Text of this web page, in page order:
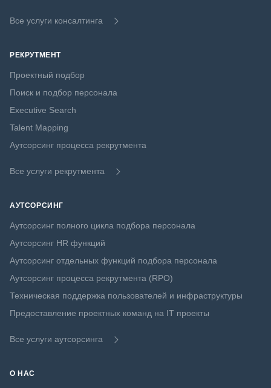
Все услуги консалтинга
РЕКРУТМЕНТ
Проектный подбор
Поиск и подбор персонала
Executive Search
Talent Mapping
Аутсорсинг процесса рекрутмента
Все услуги рекрутмента
АУТСОРСИНГ
Аутсорсинг полного цикла подбора персонала
Аутсорсинг HR функций
Аутсорсинг отдельных функций подбора персонала
Аутсорсинг процесса рекрутмента (RPO)
Техническая поддержка пользователей и инфраструктуры
Предоставление проектных команд на IT проекты
Все услуги аутсорсинга
О НАС